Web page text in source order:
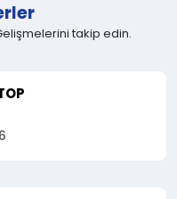
takip edin.